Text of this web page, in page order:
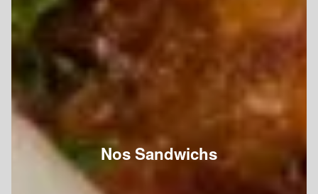
Nos Sandwichs